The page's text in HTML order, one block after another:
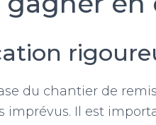
du chantier de
imprévus. Il est